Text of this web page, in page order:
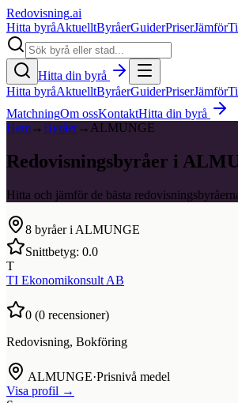
Redovisning.ai
Hitta byråAktuelltByråerGuiderPriserJämför
Hitta din byrå
Hitta byråAktuelltByråerGuiderPriserJämför
MatchningOm ossKontaktHitta din byrå
Hem→Byråer→ ALMUNGE
Redovisningsbyråer i
Hitta och jämför de bästa
8 byråer i ALMUNGE
Snittbetyg: 0.0
T
TI Ekonomikonsult AB
0 (0 recensioner)
Redovisning, Bokföring
ALMUNGE·Prisnivå medel
Visa profil →